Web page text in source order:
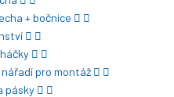
+ bočnice
pro montáž
pásky